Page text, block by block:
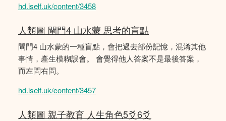
hd.iself.uk/content/3458
人類圖 閘門4 山水蒙 思考的盲點
閘門4 山水蒙的一種盲點，會把過去部份記憶，混淆其他
事情，產生模糊誤會。 會覺得他人答案不是最後答案，
而左問右問。
hd.iself.uk/content/3457
人類圖 親子教育 人生角色5爻6爻